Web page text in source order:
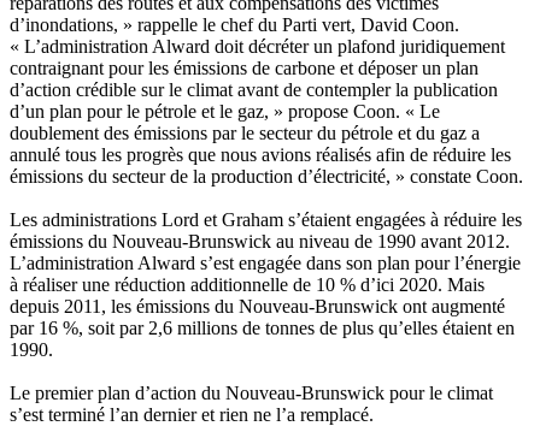
d’inondations, » rappelle le chef du Parti vert, David Coon.
« L’administration Alward doit décréter un plafond juridiquement
contraignant pour les émissions de carbone et déposer un plan
d’action crédible sur le climat avant de contempler la publication
d’un plan pour le pétrole et le gaz, » propose Coon. « Le
doublement des émissions par le secteur du pétrole et du gaz a
annulé tous les progrès que nous avions réalisés afin de réduire les
émissions du secteur de la production d’électricité, » constate Coon.
Les administrations Lord et Graham s’étaient engagées à réduire les
émissions du Nouveau-Brunswick au niveau de 1990 avant 2012.
L’administration Alward s’est engagée dans son plan pour l’énergie
à réaliser une réduction additionnelle de 10 % d’ici 2020. Mais
depuis 2011, les émissions du Nouveau-Brunswick ont augmenté
par 16 %, soit par 2,6 millions de tonnes de plus qu’elles étaient en
1990.
Le premier plan d’action du Nouveau-Brunswick pour le climat
s’est terminé l’an dernier et rien ne l’a remplacé.